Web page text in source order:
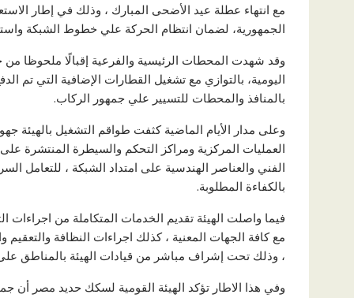
مع انتهاء عطلة عيد الأضحى المبارك ، وذلك في إطار
الجمهورية، لضمان انتظام الحركة علي خطوط الشبكة
وقد شهدت المحطات الرئيسية والفرعية إقبالًا ملحوظا
اليومية، بالتوازي مع تشغيل القطارات الإضافية التي تم
بالمنافذ والمحطات للتسيير علي جمهور الركاب.
وعلى مدار الأيام الماضية كثفت طواقم التشغيل بالهيئة
العمليات المركزية ومراكز التحكم والسيطرة المنتشرة
الفني والعناصر الهندسية على امتداد الشبكة ، للتعامل
بالكفاءة المطلوبة.
فيما واصلت الهيئة تقديم الخدمات المتكاملة من اجراءات
مع كافة الجهات المعنية ، كذلك اجراءات النظافة
، وذلك تحت إشراف مباشر من قيادات الهيئة بالمناطق
وفي هذا الاطار تؤكد الهيئة القومية لسكك حديد مصر أن